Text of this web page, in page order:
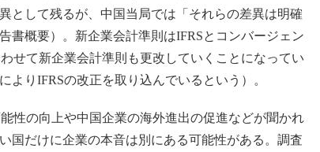
として残るが、中国当局では「それらの差異は明確
書概要）。新企業会計準則はIFRSとコンバージェン
せて新企業会計準則も更改していくことになってい
よりIFRSの改正を取り込んでいるという）。
性の向上や中国企業の海外進出の促進などが聞かれ
国だけに企業の本音は別にある可能性がある。調査